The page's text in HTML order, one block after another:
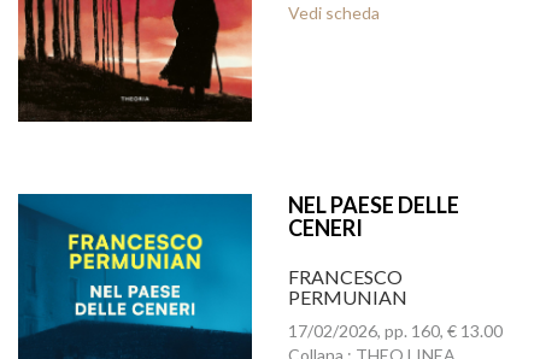
Vedi scheda
NEL PAESE DELLE
CENERI
FRANCESCO
PERMUNIAN
17/02/2026, pp. 160, € 13.00
Collana : THEO LINEA